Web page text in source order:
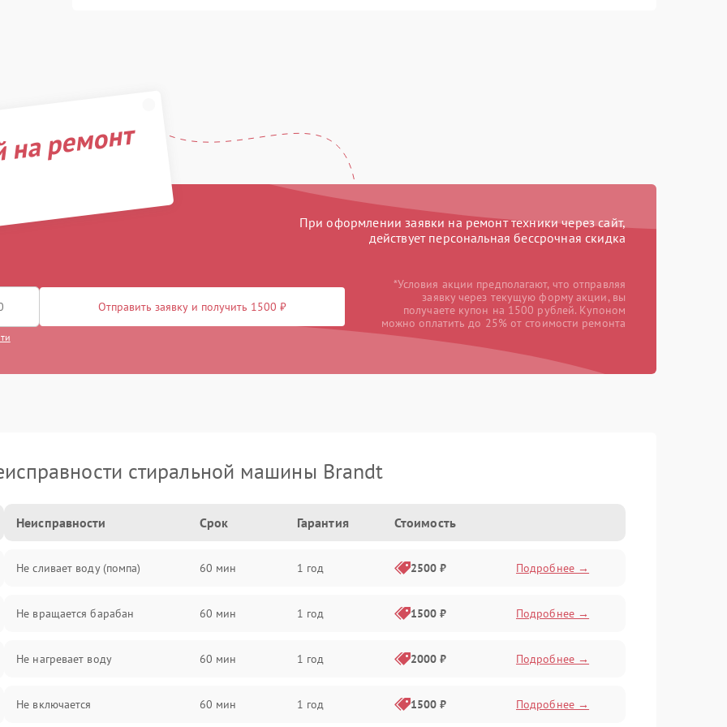
ремонт
При оформлении заявки на ремонт техники через сайт,
действует персональная бессрочная скидка
Отправить заявку и получить 1500 ₽
*Условия акции предполагают, что отправляя
заявку через текущую форму акции, вы
получаете купон на 1500 рублей. Купоном
можно оплатить до 25% от стоимости ремонта
стиральной машины Brandt
Неисправности Срок Гарантия Стоимость
Не сливает воду (помпа) 60 мин 1 год 2500 ₽ Подробнее →
Не вращается барабан 60 мин 1 год 1500 ₽ Подробнее →
Не нагревает воду 60 мин 1 год 2000 ₽ Подробнее →
Не включается 60 мин 1 год 1500 ₽ Подробнее →